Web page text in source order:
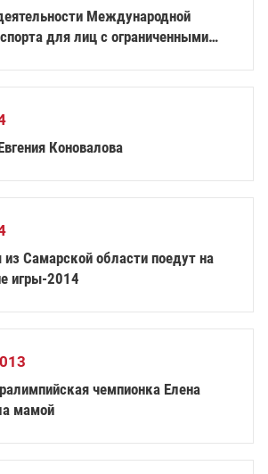
Международной
для лиц с ограниченными
Коновалова
Самарской области поедут на
игры-2014
чемпионка Елена
мамой